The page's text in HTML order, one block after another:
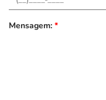
Mensagem: *